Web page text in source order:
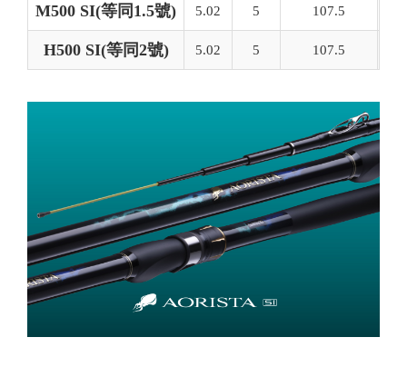
M500 SI(等同1.5號) 5.02 5 107.5
H500 SI(等同2號) 5.02 5 107.5